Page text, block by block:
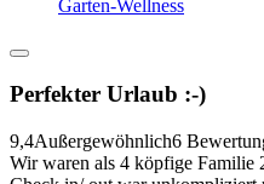
Garten-Wellness
Perfekter Urlaub :-)
9,4Außergewöhnlich6
Wir waren als 4 köpfige Familie